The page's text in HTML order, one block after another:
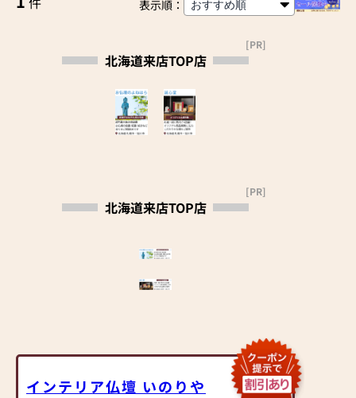
表示順：
北海道来店TOP店
[PR]
北海道来店TOP店
[PR]
インテリア仏壇 いのりや